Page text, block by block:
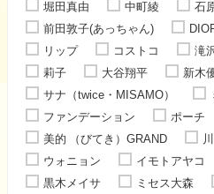
堀田真由
中町綾
石
前田敦子(あっちゃん)
リップ
コストコ 滝
莉子
大谷翔平 新木
サナ（twice・MISAMO）
ファンデーション
ポーチ
美的 （びてき）GRAND
ウォニョン
イモトアヤコ
黒木メイサ
ミセス大森